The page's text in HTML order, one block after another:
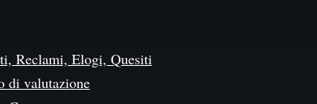
Reclami, Elogi, Quesiti
di valutazione